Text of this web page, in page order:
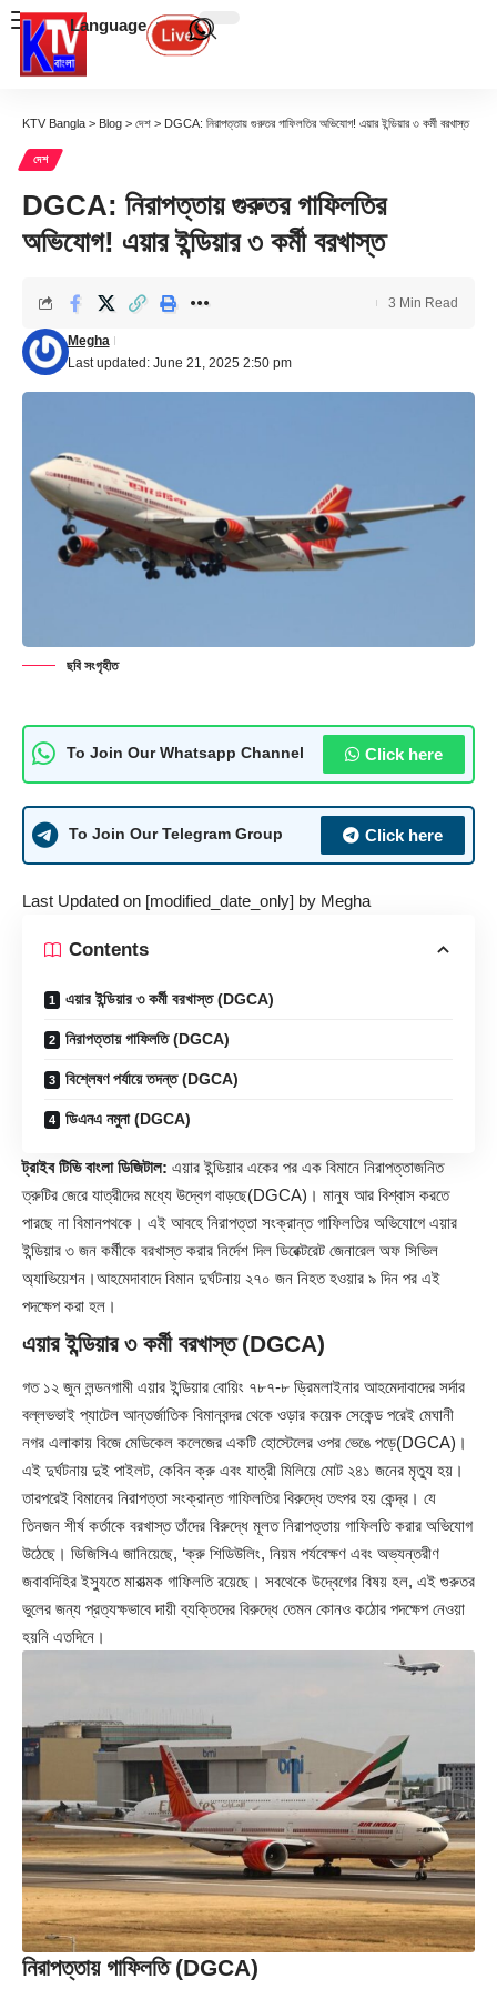
Language
KTV Bangla > Blog > দেশ > DGCA: নিরাপত্তায় গুরুতর গাফিলতির অভিযোগ! এয়ার ইন্ডিয়ার ৩ কর্মী বরখাস্ত
দেশ
DGCA: নিরাপত্তায় গুরুতর গাফিলতির
অভিযোগ! এয়ার ইন্ডিয়ার ৩ কর্মী বরখাস্ত
Last updated: June 21, 2025 2:50 pm
Megha
3 Min Read
ছবি সংগৃহীত
To Join Our Whatsapp Channel Click here
To Join Our Telegram Group Click here
Last Updated on [modified_date_only] by Megha
Contents
এয়ার ইন্ডিয়ার ৩ কর্মী বরখাস্ত (DGCA)
নিরাপত্তায় গাফিলতি (DGCA)
বিশ্লেষণ পর্যায়ে তদন্ত (DGCA)
ডিএনএ নমুনা (DGCA)
ট্রাইব টিভি বাংলা ডিজিটাল: এয়ার ইন্ডিয়ার একের পর এক বিমানে নিরাপত্তাজনিত
ত্রুটির জেরে যাত্রীদের মধ্যে উদ্বেগ বাড়ছে(DGCA)। মানুষ আর বিশ্বাস করতে
পারছে না বিমানপথকে। এই আবহে নিরাপত্তা সংক্রান্ত গাফিলতির অভিযোগে এয়ার
ইন্ডিয়ার ৩ জন কর্মীকে বরখাস্ত করার নির্দেশ দিল ডিরেক্টরেট জেনারেল অফ সিভিল
অ্যাভিয়েশন।আহমেদাবাদে বিমান দুর্ঘটনায় ২৭০ জন নিহত হওয়ার ৯ দিন পর এই
পদক্ষেপ করা হল।
এয়ার ইন্ডিয়ার ৩ কর্মী বরখাস্ত (DGCA)
গত ১২ জুন লন্ডনগামী এয়ার ইন্ডিয়ার বোয়িং ৭৮৭-৮ ড্রিমলাইনার আহমেদাবাদের সর্দার
বল্লভভাই প্যাটেল আন্তর্জাতিক বিমানবন্দর থেকে ওড়ার কয়েক সেকেন্ড পরেই মেঘানী
নগর এলাকায় বিজে মেডিকেল কলেজের একটি হোস্টেলের ওপর ভেঙে পড়ে(DGCA)।
এই দুর্ঘটনায় দুই পাইলট, কেবিন ক্রু এবং যাত্রী মিলিয়ে মোট ২৪১ জনের মৃত্যু হয়।
তারপরেই বিমানের নিরাপত্তা সংক্রান্ত গাফিলতির বিরুদ্ধে তৎপর হয় কেন্দ্র। যে
তিনজন শীর্ষ কর্তাকে বরখাস্ত তাঁদের বিরুদ্ধে মূলত নিরাপত্তায় গাফিলতি করার অভিযোগ
উঠেছে। ডিজিসিএ জানিয়েছে, ‘ক্রু শিডিউলিং, নিয়ম পর্যবেক্ষণ এবং অভ্যন্তরীণ
জবাবদিহির ইস্যুতে মারাত্মক গাফিলতি রয়েছে। সবথেকে উদ্বেগের বিষয় হল, এই গুরুতর
ভুলের জন্য প্রত্যক্ষভাবে দায়ী ব্যক্তিদের বিরুদ্ধে তেমন কোনও কঠোর পদক্ষেপ নেওয়া
হয়নি এতদিনে।
নিরাপত্তায় গাফিলতি (DGCA)